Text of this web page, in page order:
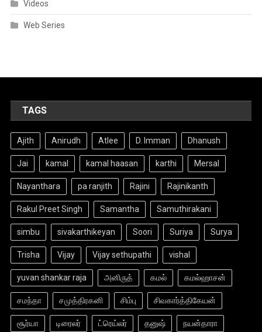
Videos
Web Series
TAGS
Ajith Anirudh Atlee D. Imman Dhanush
Jai kamal kamal haasan karthi Mersal
Nayanthara pa ranjith Rajini Rajinikanth
Rakul Preet Singh Samantha Samuthirakani
simbu sivakarthikeyan Soori Suriya Surya
Trisha Vijay Vijay sethupathi vishal
yuvan shankar raja அனிருத் கமல் கமல்ஹாசன்
சமந்தா சமுத்திரகனி சிம்பு சிவகார்த்திகேயன்
சூர்யா டிரைலர் ட்ரெய்லர் தனுஷ் நயன்தாரா